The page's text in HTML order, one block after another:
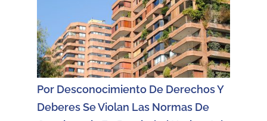
Por Desconocimiento De Derechos Y
Deberes Se Violan Las Normas De